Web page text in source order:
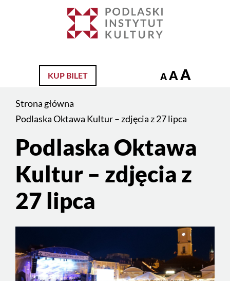
zdjęcia
KUP BILET A A A
Strona główna
Podlaska Oktawa Kultur – zdjęcia z 27 lipca
Treść
stronyPodlaska Oktawa
Kultur – zdjęcia z
27 lipca